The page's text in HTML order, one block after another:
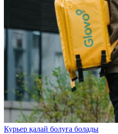
Курьер қалай болуға болады